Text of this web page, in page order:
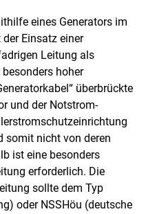
eines Generators im
Einsatz einer
Leitung als
hoher
überbrückte
und der Notstrom-
somit nicht von deren
ist eine besonders
erforderlich. Die
sollte dem Typ
oder NSSHöu (deutsche